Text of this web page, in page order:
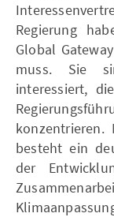
Regierung
Global
muss. Sie
interessiert,
besteht ein
der